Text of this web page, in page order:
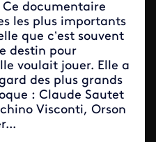
documentaire
les plus importants
que c’est souvent
destin pour
voulait jouer. Elle a
des plus grands
: Claude Sautet
Visconti, Orson